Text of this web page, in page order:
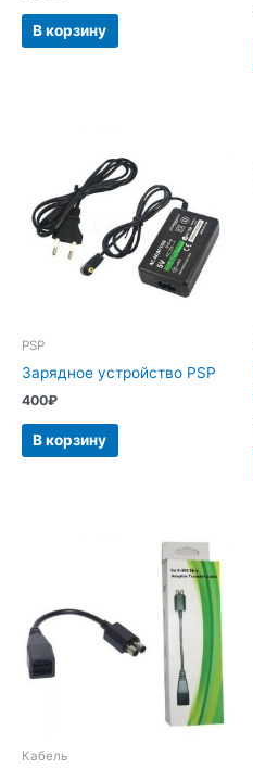
В корзину
PSP
Зарядное устройство PSP
400₽
В корзину
Кабель